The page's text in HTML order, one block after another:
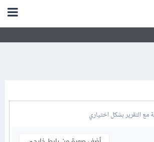
مع التقرير بشكل اختياري